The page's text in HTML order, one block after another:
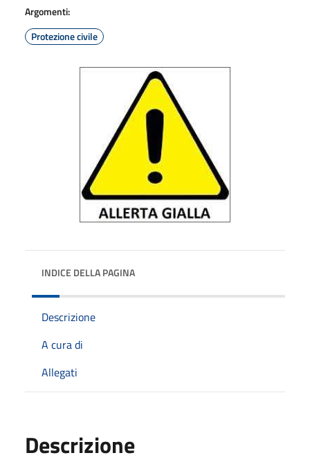
Argomenti:
Protezione civile
INDICE DELLA PAGINA
Descrizione
A cura di
Allegati
Descrizione